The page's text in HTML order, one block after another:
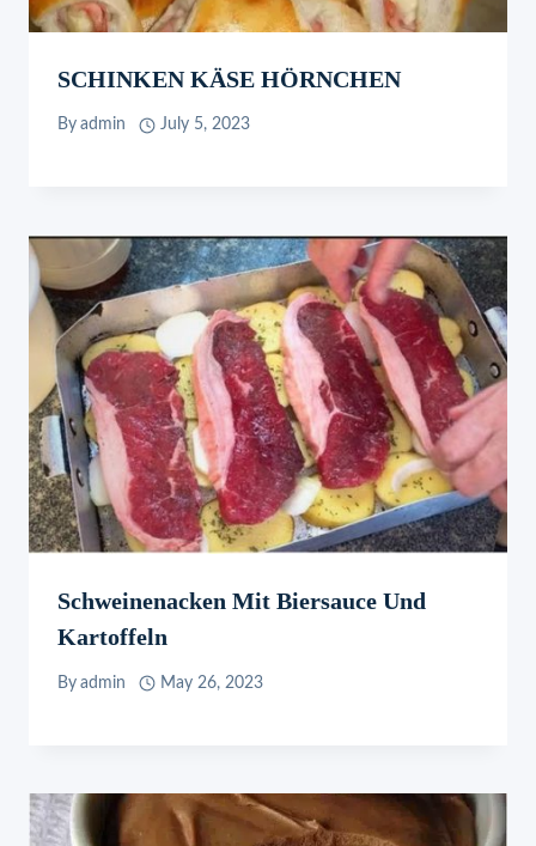
SCHINKEN KÄSE HÖRNCHEN
By admin July 5, 2023
Schweinenacken Mit Biersauce Und
Kartoffeln
By admin May 26, 2023